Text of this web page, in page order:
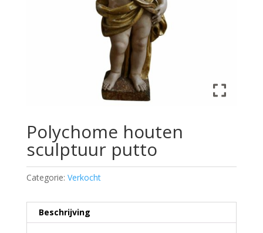
Polychome houten
sculptuur putto
Categorie: Verkocht
Beschrijving